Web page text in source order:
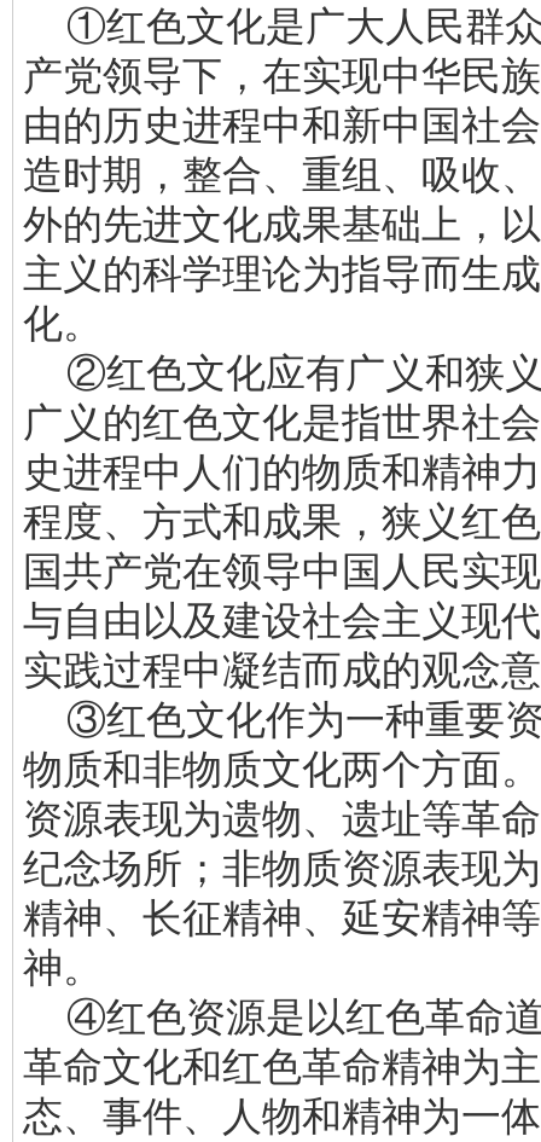
①红色文化是广大人民群
产党领导下，在实现中华民
由的历史进程中和新中国社
造时期，整合、重组、吸收
外的先进文化成果基础上，
主义的科学理论为指导而生
化。
②红色文化应有广义和狭
广义的红色文化是指世界社
史进程中人们的物质和精神
程度、方式和成果，狭义红
国共产党在领导中国人民实
与自由以及建设社会主义现
实践过程中凝结而成的观念
③红色文化作为一种重要
物质和非物质文化两个方面
资源表现为遗物、遗址等革
纪念场所；非物质资源表现
精神、长征精神、延安精神
神。
④红色资源是以红色革命
革命文化和红色革命精神为
态、事件、人物和精神为一